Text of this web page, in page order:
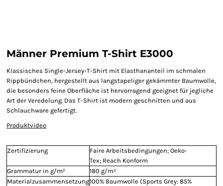
Männer Premium T-Shirt E3000
Klassisches Single-Jersey-T-Shirt mit Elasthananteil im schmalen
Rippbündchen, hergestellt aus langstapeliger gekämmter Baumwolle,
die besonders feine Oberfläche ist hervorragend geeignet für jegliche
Art der Veredelung. Das T-Shirt ist modern geschnitten und aus
Schlauchware gefertigt.
Produktvideo
Zertifizierung
Faire Arbeitsbedingungen; Oeko-
Tex; Reach Konform
Grammatur in g/m²
180 g/m²
Materialzusammensetzung100% Baumwolle (Sports Grey: 85%